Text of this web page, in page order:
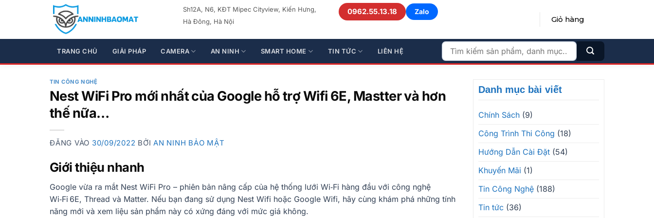
dung
Sh12A, N6, KĐT Mipec Cityview, Kiến Hưng,
Hà Đông, Hà Nội
0962.55.13.18 Zalo
Giỏ hàng
TRANG CHỦ GIẢI PHÁP CAMERA AN NINH SMART HOME TIN TỨC LIÊN HỆ
Tìm
kiếm:
TIN CÔNG NGHỆ
Nest WiFi Pro mới nhất của Google hỗ trợ Wifi 6E, Mastter và hơn
thế nữa…
ĐĂNG VÀO 30/09/2022 BỞI AN NINH BẢO MẬT
Giới thiệu nhanh
Google vừa ra mắt Nest WiFi Pro – phiên bản nâng cấp của hệ thống lưới Wi‑Fi hàng đầu với công nghệ
Wi‑Fi 6E, Thread và Matter. Nếu bạn đang sử dụng Nest Wifi hoặc Google Wifi, hãy cùng khám phá những tính
năng mới và xem liệu sản phẩm này có xứng đáng với mức giá không.
Danh mục bài viết
Chính Sách (9)
Công Trình Thi Công (18)
Hướng Dẫn Cài Đặt (54)
Khuyến Mãi (1)
Tin Công Nghệ (188)
Tin tức (36)